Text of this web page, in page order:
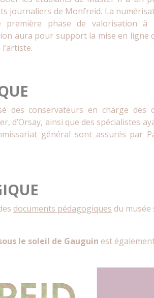
journaliers de Monfreid. La
phase de valorisation à
aura pour support la mise en ligne
des conservateurs en charge des
d’Orsay, ainsi que des spécialistes
général sont assurés par
documents pédagogiques du musée
le soleil de Gauguin est